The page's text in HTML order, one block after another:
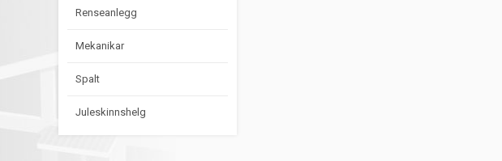
Renseanlegg
Mekanikar
Spalt
Juleskinnshelg